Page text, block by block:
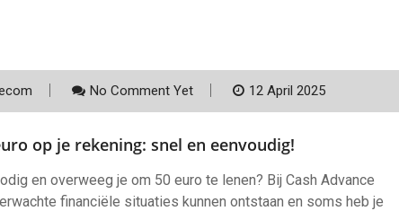
No Comment Yet 12 April 2025
op je rekening: snel en eenvoudig!
en overweeg je om 50 euro te lenen? Bij Cash Advance
financiële situaties kunnen ontstaan en soms heb je